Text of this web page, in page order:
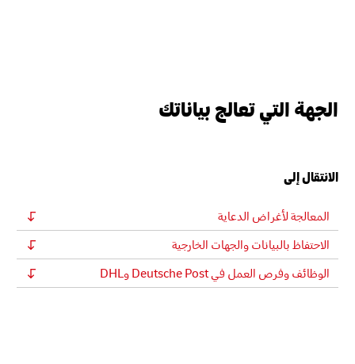
الجهة التي تعالج بياناتك
الانتقال إلى
المعالجة لأغراض الدعاية
الاحتفاظ بالبيانات والجهات الخارجية
الوظائف وفرص العمل في Deutsche Post وDHL